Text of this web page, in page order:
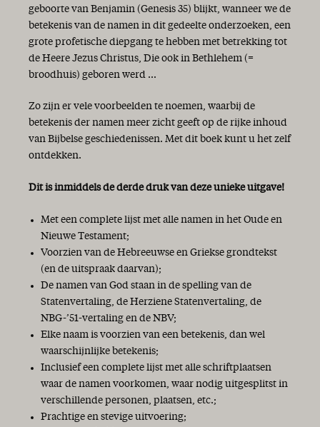
geboorte van Benjamin (Genesis 35) blijkt, wanneer we de
betekenis van de namen in dit gedeelte onderzoeken, een
grote profetische diepgang te hebben met betrekking tot
de Heere Jezus Christus, Die ook in Bethlehem (=
broodhuis) geboren werd ...
Zo zijn er vele voorbeelden te noemen, waarbij de
betekenis der namen meer zicht geeft op de rijke inhoud
van Bijbelse geschiedenissen. Met dit boek kunt u het zelf
ontdekken.
Dit is inmiddels de derde druk van deze unieke uitgave!
Met een complete lijst met alle namen in het Oude en
Nieuwe Testament;
Voorzien van de Hebreeuwse en Griekse grondtekst
(en de uitspraak daarvan);
De namen van God staan in de spelling van de
Statenvertaling, de Herziene Statenvertaling, de
NBG-’51-vertaling en de NBV;
Elke naam is voorzien van een betekenis, dan wel
waarschijnlijke betekenis;
Inclusief een complete lijst met alle schriftplaatsen
waar de namen voorkomen, waar nodig uitgesplitst in
verschillende personen, plaatsen, etc.;
Prachtige en stevige uitvoering;